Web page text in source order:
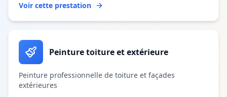
Voir cette prestation
Peinture toiture et extérieure
Peinture professionnelle de toiture et façades
extérieures